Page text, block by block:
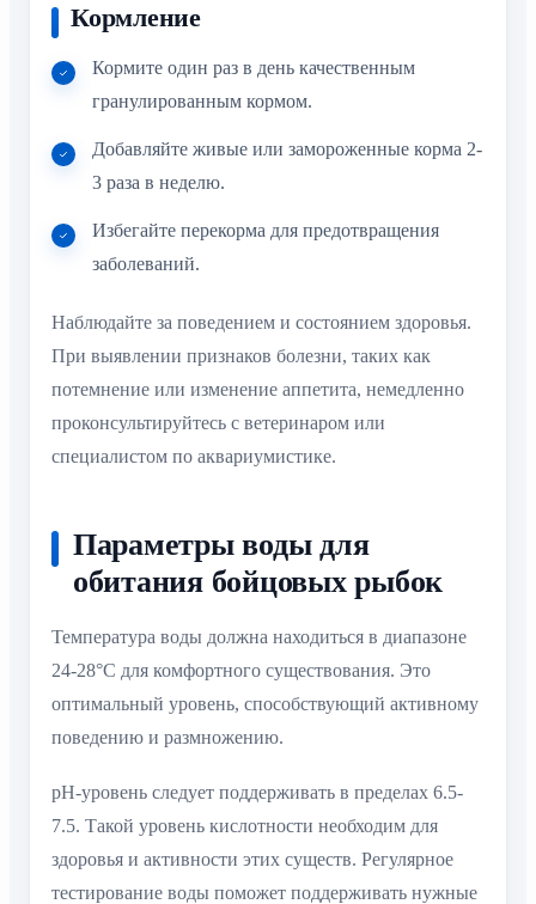
Кормление
Кормите один раз в день качественным
гранулированным кормом.
Добавляйте живые или замороженные корма 2-
3 раза в неделю.
Избегайте перекорма для предотвращения
заболеваний.
Наблюдайте за поведением и состоянием здоровья.
При выявлении признаков болезни, таких как
потемнение или изменение аппетита, немедленно
проконсультируйтесь с ветеринаром или
специалистом по аквариумистике.
Параметры воды для
обитания бойцовых рыбок
Температура воды должна находиться в диапазоне
24-28°C для комфортного существования. Это
оптимальный уровень, способствующий активному
поведению и размножению.
pH-уровень следует поддерживать в пределах 6.5-
7.5. Такой уровень кислотности необходим для
здоровья и активности этих существ. Регулярное
тестирование воды поможет поддерживать нужные